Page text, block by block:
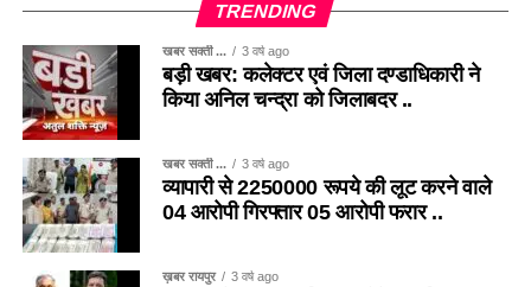
TRENDING
खबर सक्ती ... 3 वर्ष ago
बड़ी खबर: कलेक्टर एवं जिला दण्डाधिकारी ने
किया अनिल चन्द्रा को जिलाबदर ..
खबर सक्ती ... 3 वर्ष ago
व्यापारी से 2250000 रूपये की लूट करने वाले
04 आरोपी गिरफ्तार 05 आरोपी फरार ..
ख़बर रायपुर 3 वर्ष ago